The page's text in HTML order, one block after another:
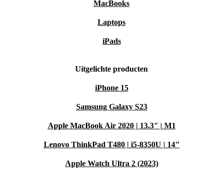
MacBooks
Laptops
iPads
Uitgelichte producten
iPhone 15
Samsung Galaxy S23
Apple MacBook Air 2020 | 13.3" | M1
Lenovo ThinkPad T480 | i5-8350U | 14"
Apple Watch Ultra 2 (2023)